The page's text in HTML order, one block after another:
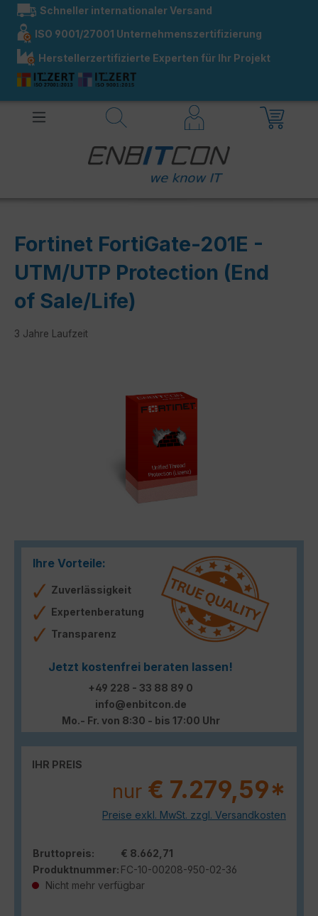
springen
Schneller internationaler Versand
ISO 9001/27001 Unternehmenszertifizierung
Herstellerzertifizierte Experten für Ihr Projekt
Fortinet FortiGate-201E -
UTM/UTP Protection (End
of Sale/Life)
3 Jahre Laufzeit
Ihre Vorteile:
Zuverlässigkeit
Expertenberatung
Transparenz
Jetzt kostenfrei beraten lassen!
+49 228 - 33 88 89 0
info@enbitcon.de
Mo.- Fr. von 8:30 - bis 17:00 Uhr
IHR PREIS
nur € 7.279,59*
Preise exkl. MwSt. zzgl. Versandkosten
Bruttopreis:
€ 8.662,71
Produktnummer: FC-10-00208-950-02-36
Nicht mehr verfügbar